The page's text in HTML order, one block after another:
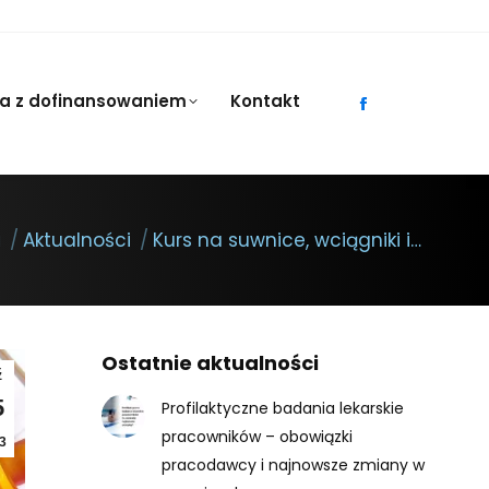
z dofinansowaniem Kontakt
Facebook
opens
new
window
Aktualności Kurs na suwnice, wciągniki i…
Ostatnie aktualności
Profilaktyczne badania lekarskie
pracowników – obowiązki
pracodawcy i najnowsze zmiany w